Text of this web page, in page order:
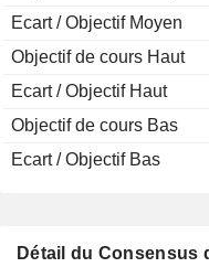
Ecart / Objectif Moyen
Objectif de cours Haut
Ecart / Objectif Haut
Objectif de cours Bas
Ecart / Objectif Bas
Détail du Consensus